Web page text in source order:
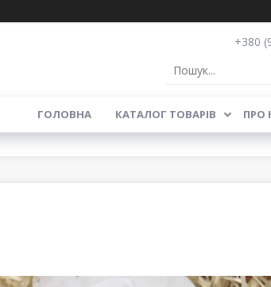
+380
ГОЛОВНА КАТАЛОГ ТОВАРІВ ПРО